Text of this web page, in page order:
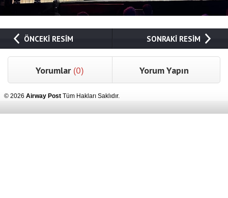
ÖNCEKİ RESİM SONRAKİ RESİM
Yorumlar (0) Yorum Yapın
© 2026 Airway Post Tüm Hakları Saklıdır.